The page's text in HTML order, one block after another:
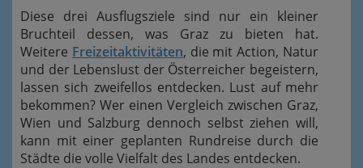
Diese drei Ausflugsziele sind nur ein kleiner
Bruchteil dessen, was Graz zu bieten hat.
Weitere Freizeitaktivitäten, die mit Action, Natur
und der Lebenslust der Österreicher begeistern,
lassen sich zweifellos entdecken. Lust auf mehr
bekommen? Wer einen Vergleich zwischen Graz,
Wien und Salzburg dennoch selbst ziehen will,
kann mit einer geplanten Rundreise durch die
Städte die volle Vielfalt des Landes entdecken.